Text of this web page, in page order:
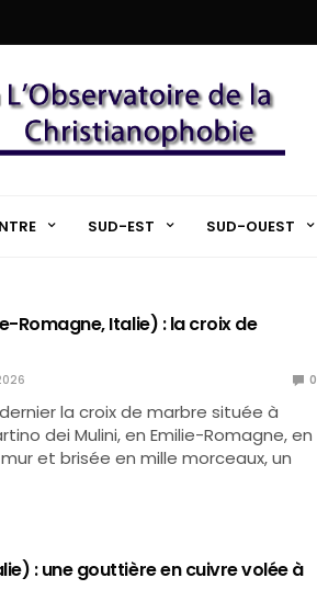
SUD-EST SUD-OUEST
Romagne, Italie) : la croix de
0
la croix de marbre située à
dei Mulini, en Emilie-Romagne, en
et brisée en mille morceaux, un
: une gouttière en cuivre volée à